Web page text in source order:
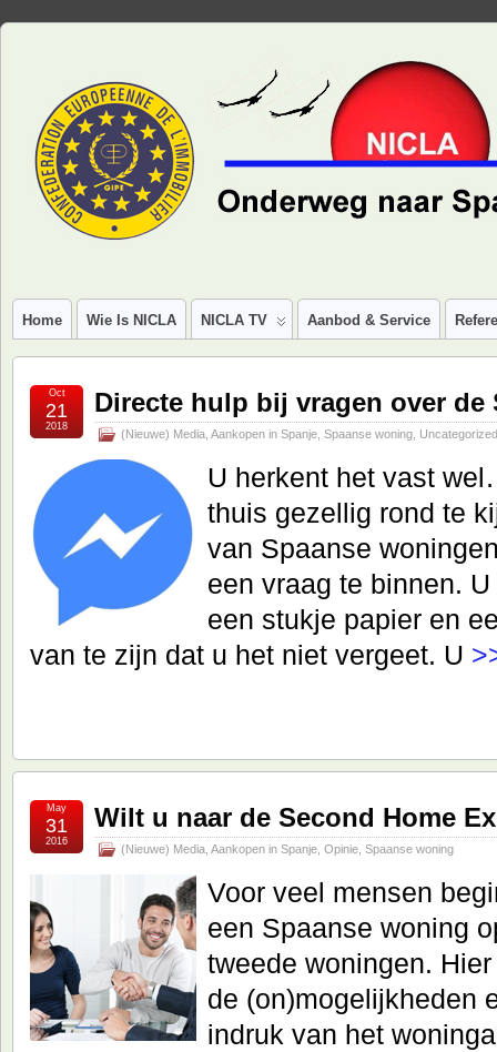
Home Wie Is NICLA NICLA TV Aanbod & Service
Directe hulp bij vragen over de
(Nieuwe) Media Aankopen in Spanje Spaanse woning Uncategorized
Oct
21
2018
U herkent het vast
thuis gezellig rond te
van Spaanse
een vraag te binnen.
een stukje papier en
van te zijn dat u het niet vergeet. U
Wilt u naar de Second Home
(Nieuwe) Media Aankopen in Spanje Opinie Spaanse woning
May
31
2016
Voor veel mensen
een Spaanse woning
tweede woningen.
de (on)mogelijkheden
indruk van het